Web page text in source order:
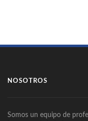
NOSOTROS
Somos un equipo de